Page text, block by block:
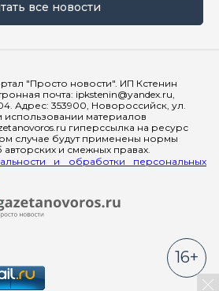
все новости
"Просто новости". ИП Кстенин
почта: ipkstenin@yandex.ru,
Адрес: 353900, Новороссийск, ул.
материалов
гиперссылка на ресурс
случае будут применены нормы
и смежных правах.
и обработки персональных
16+